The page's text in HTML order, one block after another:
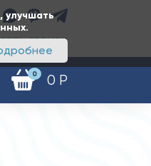
улучшать
звонок
0 0 Р